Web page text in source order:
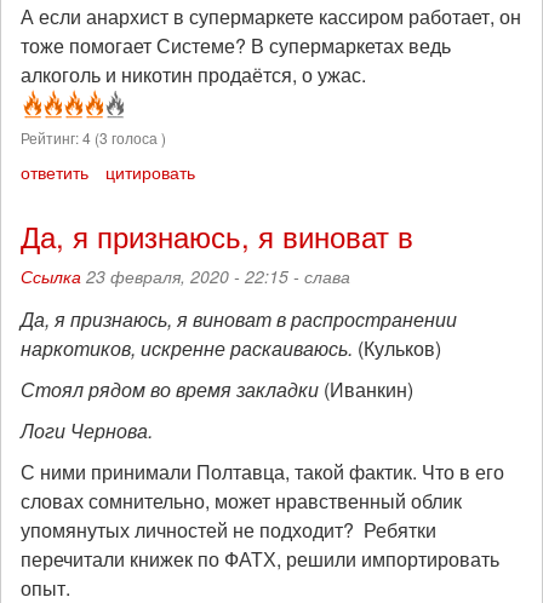
А если анархист в супермаркете кассиром работает, он
тоже помогает Системе? В супермаркетах ведь
алкоголь и никотин продаётся, о ужас.
Рейтинг:4 (3 голоса )
ответить цитировать
Да, я признаюсь, я виноват в
Ссылка 23 февраля, 2020 - 22:15 - слава
Да, я признаюсь, я виноват в распространении
наркотиков, искренне раскаиваюсь. (Кульков)
Стоял рядом во время закладки (Иванкин)
Логи Чернова.
С ними принимали Полтавца, такой фактик. Что в его
словах сомнительно, может нравственный облик
упомянутых личностей не подходит? Ребятки
перечитали книжек по ФАТХ, решили импортировать
опыт.